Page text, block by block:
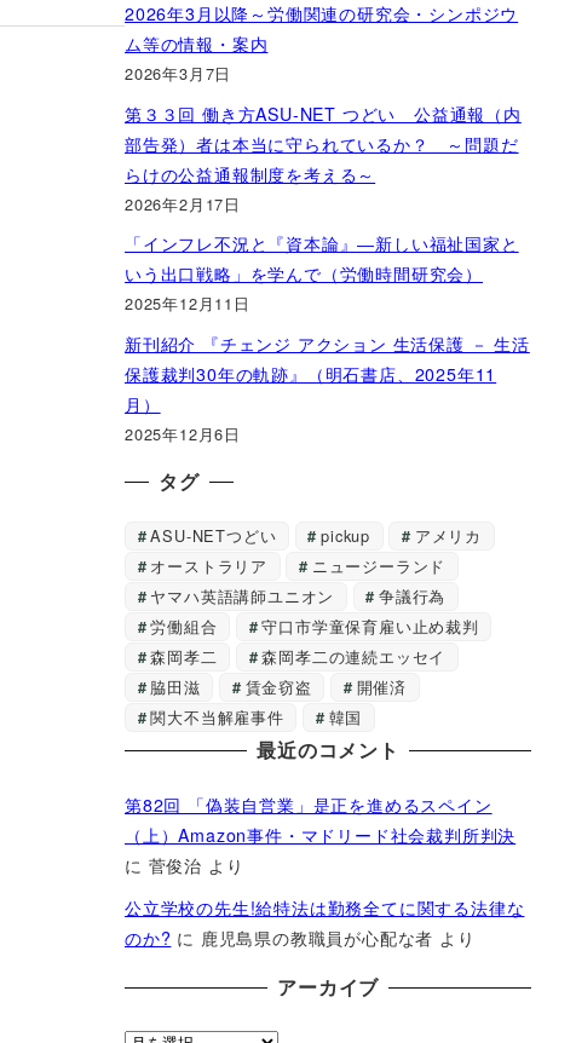
2026年3月以降～労働関連の研究会・シンポジウ
ム等の情報・案内
2026年3月7日
第３３回 働き方ASU-NET つどい 公益通報（内
部告発）者は本当に守られているか？ ～問題だ
らけの公益通報制度を考える～
2026年2月17日
「インフレ不況と『資本論』―新しい福祉国家と
いう出口戦略」を学んで（労働時間研究会）
2025年12月11日
新刊紹介 『チェンジ アクション 生活保護 － 生活
保護裁判30年の軌跡』（明石書店、2025年11
月）
2025年12月6日
タグ
ASU-NETつどい pickup
アメリカ
オーストラリア
ニュージーランド
ヤマハ英語講師ユニオン
争議行為
労働組合
守口市学童保育雇い止め裁判
森岡孝二
森岡孝二の連続エッセイ
脇田滋
賃金窃盗
開催済
関大不当解雇事件
韓国
最近のコメント
第82回 「偽装自営業」是正を進めるスペイン
（上）Amazon事件・マドリード社会裁判所判決
に 菅俊治 より
公立学校の先生!給特法は勤務全てに関する法律な
のか? に 鹿児島県の教職員が心配な者 より
アーカイブ